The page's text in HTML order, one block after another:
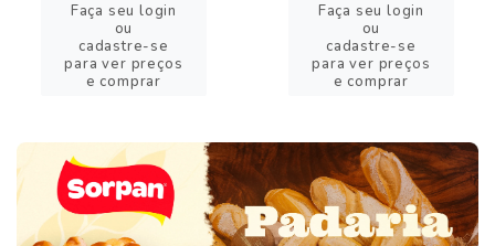
Faça seu login
ou
cadastre-se
para ver preços
e comprar
Faça seu login
ou
cadastre-se
para ver preços
e comprar